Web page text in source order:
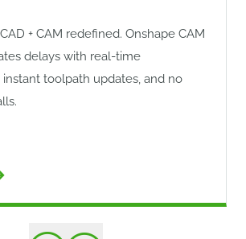
+ CAM redefined. Onshape CAM
delays with real-time
toolpath updates, and no